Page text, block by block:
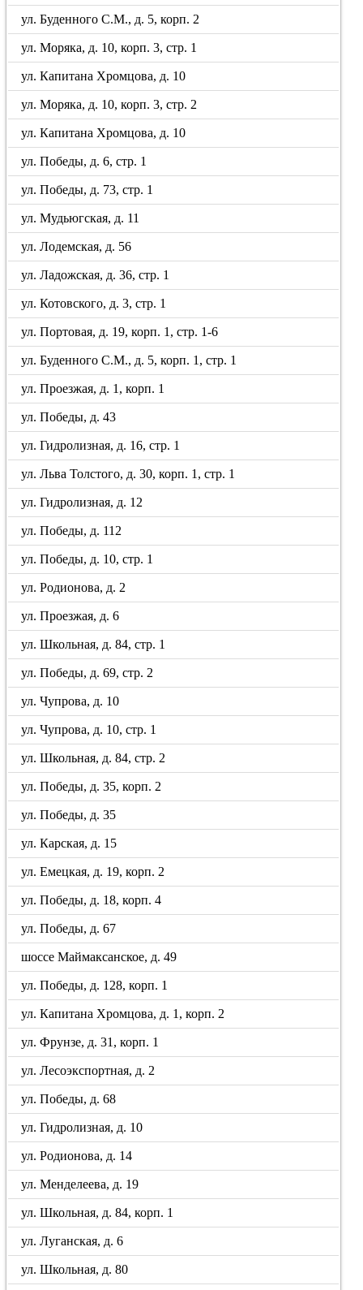
ул. Буденного С.М., д. 5, корп. 2
ул. Моряка, д. 10, корп. 3, стр. 1
ул. Капитана Хромцова, д. 10
ул. Моряка, д. 10, корп. 3, стр. 2
ул. Капитана Хромцова, д. 10
ул. Победы, д. 6, стр. 1
ул. Победы, д. 73, стр. 1
ул. Мудьюгская, д. 11
ул. Лодемская, д. 56
ул. Ладожская, д. 36, стр. 1
ул. Котовского, д. 3, стр. 1
ул. Портовая, д. 19, корп. 1, стр. 1-6
ул. Буденного С.М., д. 5, корп. 1, стр. 1
ул. Проезжая, д. 1, корп. 1
ул. Победы, д. 43
ул. Гидролизная, д. 16, стр. 1
ул. Льва Толстого, д. 30, корп. 1, стр. 1
ул. Гидролизная, д. 12
ул. Победы, д. 112
ул. Победы, д. 10, стр. 1
ул. Родионова, д. 2
ул. Проезжая, д. 6
ул. Школьная, д. 84, стр. 1
ул. Победы, д. 69, стр. 2
ул. Чупрова, д. 10
ул. Чупрова, д. 10, стр. 1
ул. Школьная, д. 84, стр. 2
ул. Победы, д. 35, корп. 2
ул. Победы, д. 35
ул. Карская, д. 15
ул. Емецкая, д. 19, корп. 2
ул. Победы, д. 18, корп. 4
ул. Победы, д. 67
шоссе Маймаксанское, д. 49
ул. Победы, д. 128, корп. 1
ул. Капитана Хромцова, д. 1, корп. 2
ул. Фрунзе, д. 31, корп. 1
ул. Лесоэкспортная, д. 2
ул. Победы, д. 68
ул. Гидролизная, д. 10
ул. Родионова, д. 14
ул. Менделеева, д. 19
ул. Школьная, д. 84, корп. 1
ул. Луганская, д. 6
ул. Школьная, д. 80